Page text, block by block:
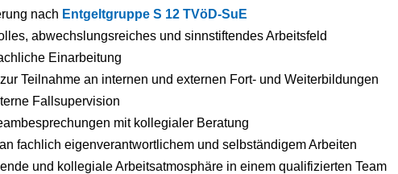
nach Entgeltgruppe S 12 TVöD-SuE
abwechslungsreiches und sinnstiftendes Arbeitsfeld
Einarbeitung
Teilnahme an internen und externen Fort- und Weiterbildungen
Fallsupervision
mit kollegialer Beratung
fachlich eigenverantwortlichem und selbständigem Arbeiten
und kollegiale Arbeitsatmosphäre in einem qualifizierten Team